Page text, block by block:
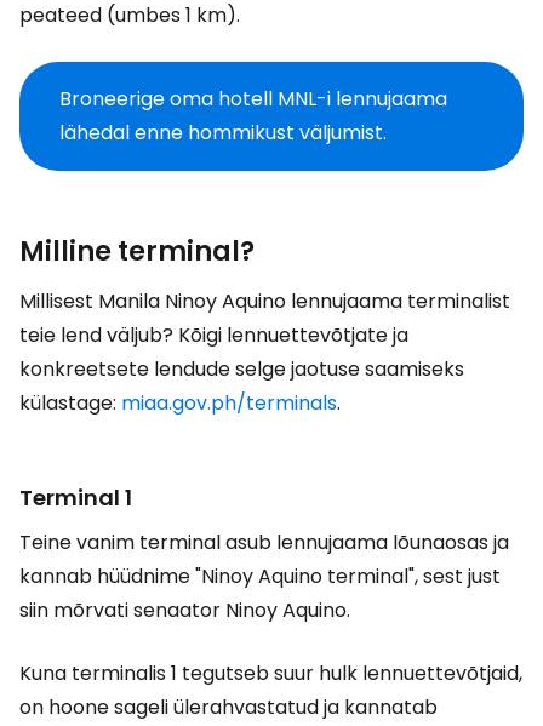
peateed (umbes 1 km).
Broneerige oma hotell MNL-i lennujaama
lähedal enne hommikust väljumist.
Milline terminal?
Millisest Manila Ninoy Aquino lennujaama terminalist
teie lend väljub? Kõigi lennuettevõtjate ja
konkreetsete lendude selge jaotuse saamiseks
külastage: miaa.gov.ph/terminals.
Terminal 1
Teine vanim terminal asub lennujaama lõunaosas ja
kannab hüüdnime "Ninoy Aquino terminal", sest just
siin mõrvati senaator Ninoy Aquino.
Kuna terminalis 1 tegutseb suur hulk lennuettevõtjaid,
on hoone sageli ülerahvastatud ja kannatab